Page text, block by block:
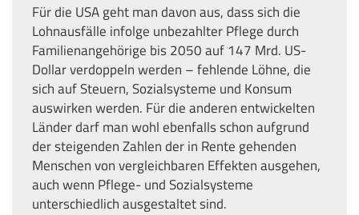
Für die USA geht man davon aus, dass sich die
Lohnausfälle infolge unbezahlter Pflege durch
Familienangehörige bis 2050 auf 147 Mrd. US-
Dollar verdoppeln werden – fehlende Löhne, die
sich auf Steuern, Sozialsysteme und Konsum
auswirken werden. Für die anderen entwickelten
Länder darf man wohl ebenfalls schon aufgrund
der steigenden Zahlen der in Rente gehenden
Menschen von vergleichbaren Effekten ausgehen,
auch wenn Pflege- und Sozialsysteme
unterschiedlich ausgestaltet sind.